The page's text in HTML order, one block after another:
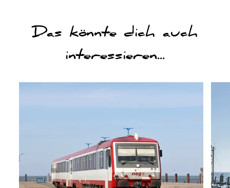
Das könnte dich auch
interessieren...